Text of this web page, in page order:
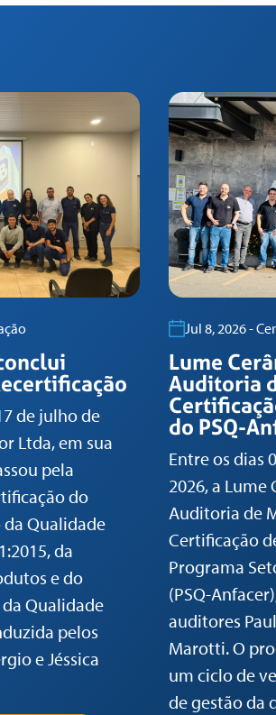
de julho de
Ltda, em sua
pela
do
da Qualidade
da
e do
Qualidade
pelos
e Jéssica
Jul 8, 2026 -
Lume
Auditoria
do PSQ-
Entre os dias
2026, a Lume
Auditoria de
Certificação
Programa
(PSQ-
auditores
Marotti. O
um ciclo de
de gestão da